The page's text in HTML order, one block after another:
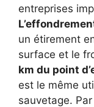
entreprises
un étirement
surface et le
km du point
est le même
sauvetage.